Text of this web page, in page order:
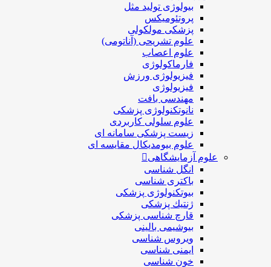
بیولوژی تولید مثل
پروتئومیکس
پزشکی مولکولی
علوم تشریحی (آناتومی)
علوم اعصاب
فارماکولوژی
فیزیولوژی ورزش
فیزیولوژی
مهندسی بافت
نانوتکنولوژی پزشکی
علوم سلولی کاربردی
زیست پزشکی سامانه ای
علوم بیومدیکال مقایسه ای
علوم آزمایشگاهی
انگل شناسی
باکتری شناسی
بیوتکنولوژی پزشکی
ژنتيك پزشکی
قارچ شناسی پزشكی
بیوشیمی بالینی
ویروس شناسی
ایمنی شناسی
خون شناسی